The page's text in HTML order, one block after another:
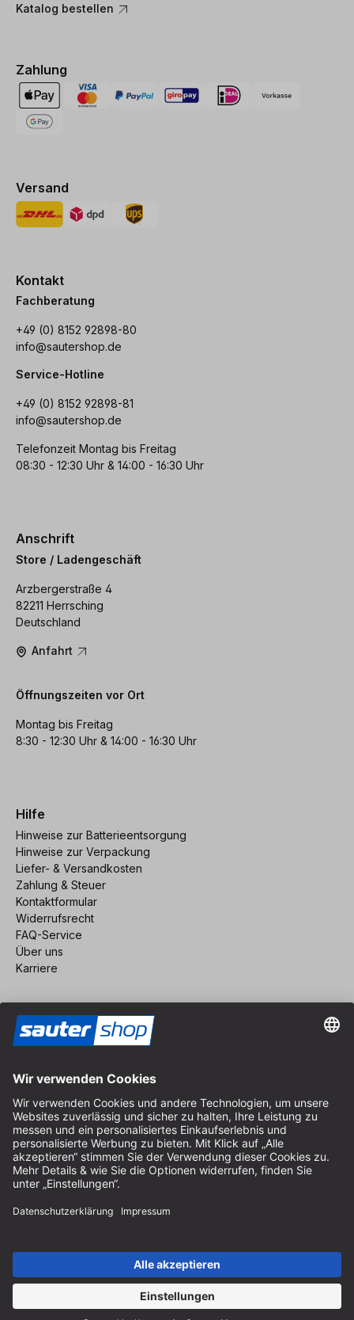
Katalog bestellen
Zahlung
Versand
Kontakt
Fachberatung
+49 (0) 8152 92898-80
info@sautershop.de
Service-Hotline
+49 (0) 8152 92898-81
info@sautershop.de
Telefonzeit Montag bis Freitag
08:30 - 12:30 Uhr & 14:00 - 16:30 Uhr
Anschrift
Store / Ladengeschäft
Arzbergerstraße 4
82211 Herrsching
Deutschland
Anfahrt
Öffnungszeiten vor Ort
Montag bis Freitag
8:30 - 12:30 Uhr & 14:00 - 16:30 Uhr
Hilfe
Hinweise zur Batterieentsorgung
Hinweise zur Verpackung
Liefer- & Versandkosten
Zahlung & Steuer
Kontaktformular
Widerrufsrecht
FAQ-Service
Über uns
Karriere
Impressum
AGB
Datenschutz
Cookie-Einstellungen
© 2026 sauter GmbH
* kostenloser Versand ab 150 Euro Bestellwert innerhalb
Deutschlands für die Standard-Paketgrößen - ausgenommen
Sperrgut und Fracht
In Abh. des Lieferlandes kann die MwSt. an der Kasse variieren.